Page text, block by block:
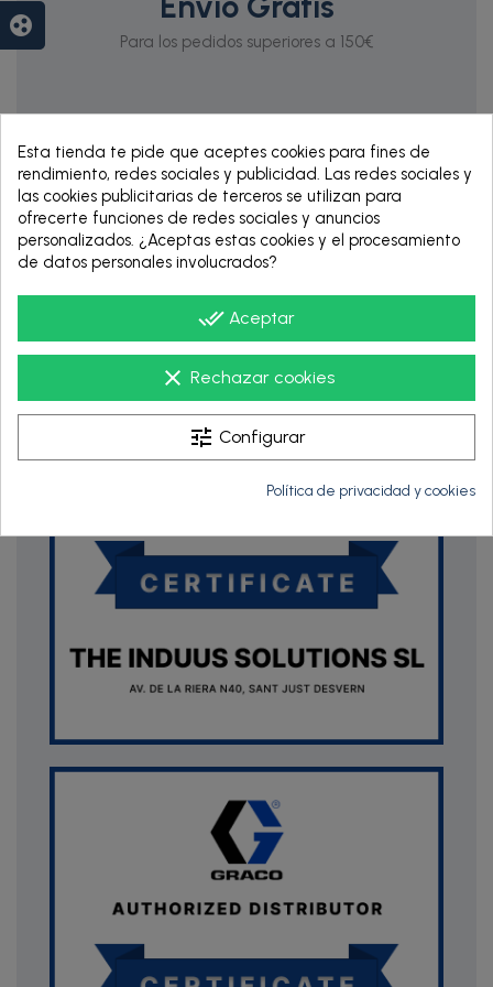
Para los pedidos superiores a 150€
HASTA 60 MESES
Esta tienda te pide que aceptes cookies para fines de
rendimiento, redes sociales y publicidad. Las redes sociales y
las cookies publicitarias de terceros se utilizan para
ofrecerte funciones de redes sociales y anuncios
personalizados. ¿Aceptas estas cookies y el procesamiento
de datos personales involucrados?
done_all Aceptar
clear Rechazar cookies
tune Configurar
Política de privacidad y cookies
group_work